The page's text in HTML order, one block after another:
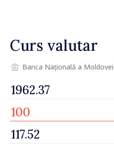
Curs valutar
Banca Națională a Moldovei